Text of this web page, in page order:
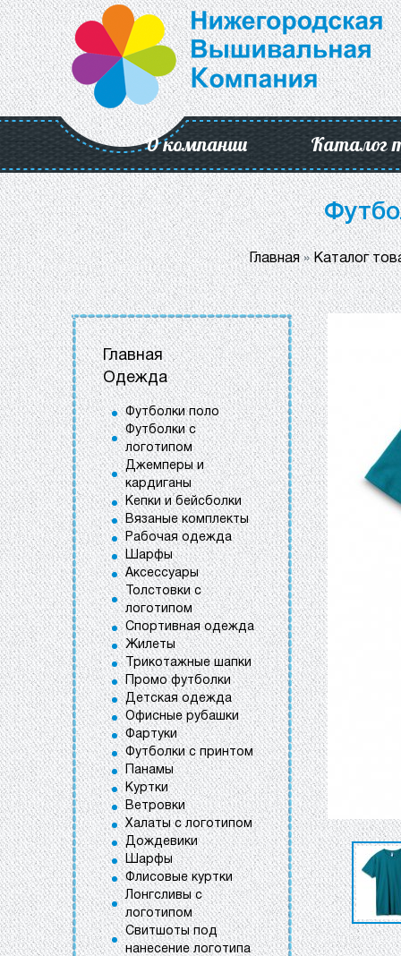
О компании Каталог
Главная»Каталог
Главная
Одежда
Футболки поло
Футболки с
логотипом
Джемперы и
кардиганы
Кепки и бейсболки
Вязаные комплекты
Рабочая одежда
Шарфы
Аксессуары
Толстовки с
логотипом
Спортивная одежда
Жилеты
Трикотажные шапки
Промо футболки
Детская одежда
Офисные рубашки
Фартуки
Футболки с принтом
Панамы
Куртки
Ветровки
Халаты с логотипом
Дождевики
Шарфы
Флисовые куртки
Лонгсливы с
логотипом
Свитшоты под
нанесение логотипа